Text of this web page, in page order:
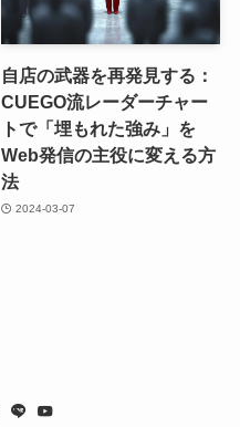
自店の武器を再発見する：
CUEGO流レーダーチャー
トで「埋もれた強み」を
Web発信の主役に変える方
法
2024-03-07